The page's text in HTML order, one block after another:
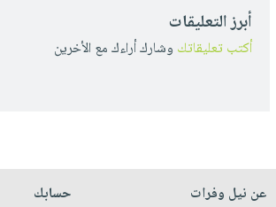
أبرز التعليقات
أكتب تعليقاتك وشارك أراءك مع الأخرين
عن نيل وفرات
حسابك